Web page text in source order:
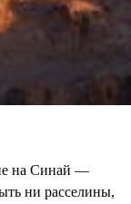
на Синай —
ни расселины,